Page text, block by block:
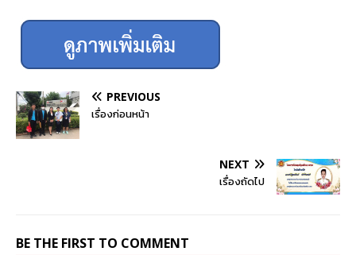
PREVIOUS
เรื่องก่อนหน้า
NEXT
เรื่องถัดไป
BE THE FIRST TO COMMENT